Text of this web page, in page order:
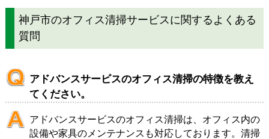
神戸市のオフィス清掃サービスに関するよくある
質問
アドバンスサービスのオフィス清掃の特徴を教え
てください。
アドバンスサービスのオフィス清掃は、オフィス内の
設備や家具のメンテナンスも対応しております。清掃